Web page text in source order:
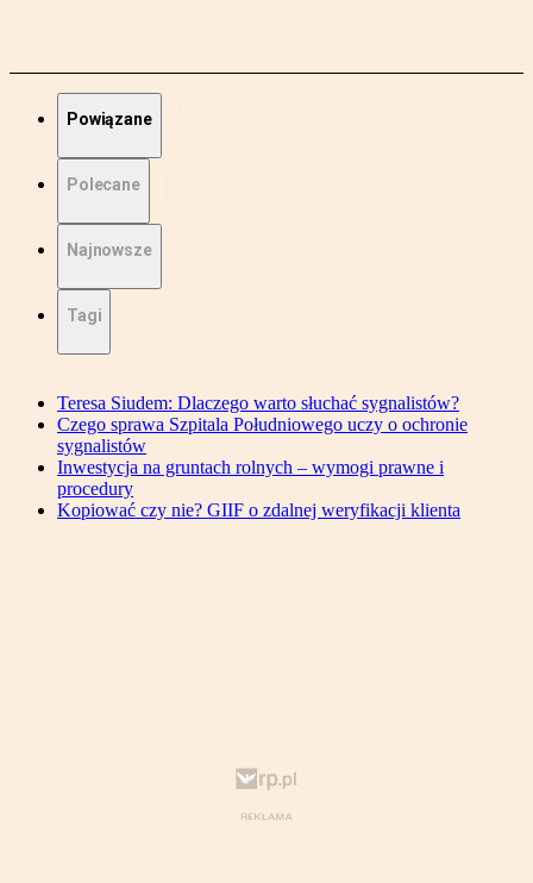
Powiązane
Polecane
Najnowsze
Tagi
Teresa Siudem: Dlaczego warto słuchać sygnalistów?
Czego sprawa Szpitala Południowego uczy o ochronie
sygnalistów
Inwestycja na gruntach rolnych – wymogi prawne i
procedury
Kopiować czy nie? GIIF o zdalnej weryfikacji klienta